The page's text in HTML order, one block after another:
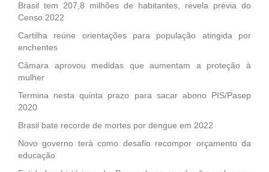
Brasil tem 207,8 milhões de habitantes, revela prévia do
Censo 2022
Cartilha reúne orientações para população atingida por
enchentes
Câmara aprovou medidas que aumentam a proteção à
mulher
Termina nesta quinta prazo para sacar abono PIS/Pasep
2020
Brasil bate recorde de mortes por dengue em 2022
Novo governo terá como desafio recompor orçamento da
educação